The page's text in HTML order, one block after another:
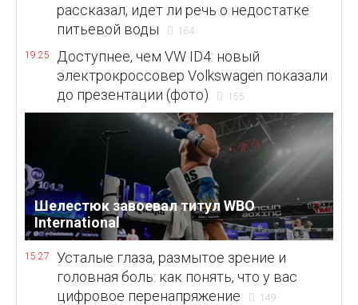
рассказал, идет ли речь о недостатке
питьевой воды
164
19:25
Доступнее, чем VW ID4: новый
электрокроссовер Volkswagen показали
до презентации (фото)
155
Шелестюк завоевал титул WBO
International
15:27
Усталые глаза, размытое зрение и
головная боль: как понять, что у вас
цифровое перенапряжение
149